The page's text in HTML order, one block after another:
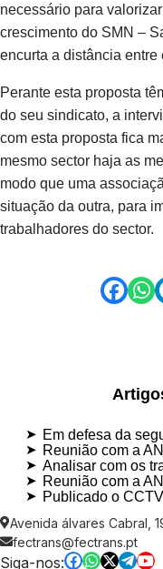
necessário para
crescimento do SMN –
encurta a distância entre
Perante esta proposta
do seu sindicato, a
com esta proposta fica
mesmo sector haja as
modo que uma
situação da outra, para
trabalhadores do sector.
Em defesa da
Reunião com a
Analisar com os
Reunião com a
Publicado o
Avenida álvares Cabral,
fectrans@fectrans.pt
Siga-nos: